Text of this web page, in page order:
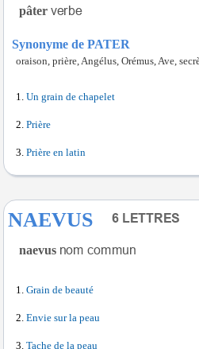
pâter
Synonyme de PATER
oraison, prière, Angélus, Orémus, Ave,
Un grain de chapelet
Prière
Prière en latin
NAEVUS
naevus
Grain de beauté
Envie sur la peau
Tache de la peau